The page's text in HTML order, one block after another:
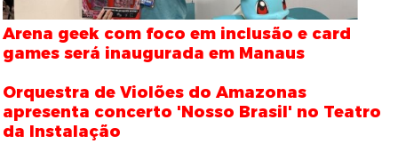
Arena geek com foco em inclusão e card
games será inaugurada em Manaus
Orquestra de Violões do Amazonas
apresenta concerto 'Nosso Brasil' no Teatro
da Instalação